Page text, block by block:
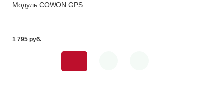
Модуль COWON GPS
1 795 pуб.